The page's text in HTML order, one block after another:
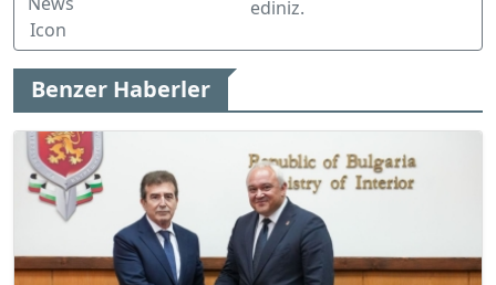
ediniz.
Benzer Haberler